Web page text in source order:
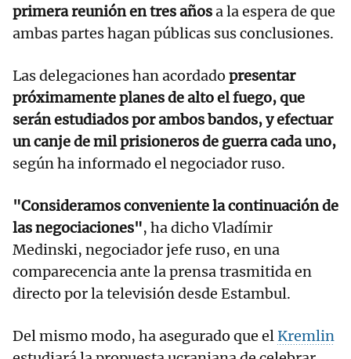
primera reunión en tres añosa la espera de que
ambas partes hagan públicas sus conclusiones.
Las delegaciones han acordado presentar
próximamente planes de alto el fuego, que
serán estudiados por ambos bandos, y efectuar
un canje de mil prisioneros de guerra cada uno,
según ha informado el negociador ruso.
"Consideramos conveniente la continuación de
las negociaciones", ha dicho Vladímir
Medinski, negociador jefe ruso, en una
comparecencia ante la prensa trasmitida en
directo por la televisión desde Estambul.
Del mismo modo, ha asegurado que elKremlin